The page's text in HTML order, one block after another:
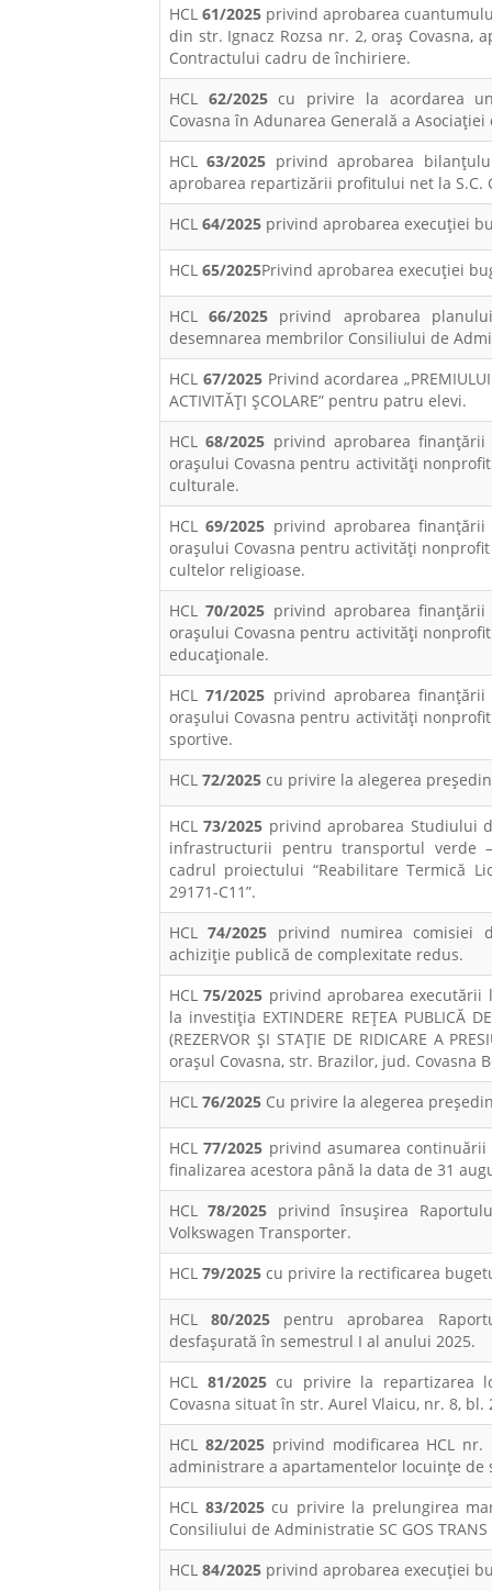
HCL 61/2025 privind aprobarea
din str. Ignacz Rozsa nr. 2, oraș
Contractului cadru de închiriere.
HCL 62/2025cu privire la acordarea
Covasna în Adunarea Generală a
HCL63/2025 privind aprobarea
aprobarea repartizării profitului net la S.C.
HCL 64/2025 privind aprobarea execuţiei
HCL 65/2025Privind aprobarea execuţiei
HCL 66/2025 privind aprobarea
desemnarea membrilor Consiliului de
HCL 67/2025Privind acordarea „PREMIULUI
ACTIVITĂŢI ŞCOLARE” pentru patru elevi.
HCL68/2025 privind aprobarea
orașului Covasna pentru activități
culturale.
HCL69/2025 privind aprobarea
orașului Covasna pentru activități
cultelor religioase.
HCL70/2025 privind aprobarea
orașului Covasna pentru activități
educaționale.
HCL71/2025 privind aprobarea
orașului Covasna pentru activități
sportive.
HCL 72/2025 cu privire la alegerea
HCL73/2025 privind aprobarea Studiului
infrastructurii pentru transportul verde
cadrul proiectului “Reabilitare Termică
29171-C11”.
HCL74/2025 privind numirea comisiei
achiziție publică de complexitate redus.
HCL75/2025 privind aprobarea
la investiția EXTINDERE REȚEA PUBLICĂ
(REZERVOR ȘI STAȚIE DE RIDICARE A
orașul Covasna, str. Brazilor, jud. Covasna
HCL 76/2025 Cu privire la alegerea
HCL77/2025 privind asumarea
finalizarea acestora până la data de 31
HCL78/2025 privind însușirea
Volkswagen Transporter.
HCL 79/2025 cu privire la rectificarea
HCL80/2025 pentru aprobarea
desfaşurată în semestrul I al anului 2025.
HCL 81/2025cu privire la repartizarea
Covasna situat în str. Aurel Vlaicu, nr. 8, bl.
HCL 82/2025privind modificarea HCL nr.
administrare a apartamentelor locuințe de
HCL 83/2025cu privire la prelungirea
Consiliului de Administratie SC GOS TRANS
HCL 84/2025 privind aprobarea execuţiei